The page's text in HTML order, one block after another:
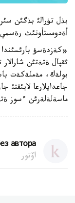
بذل تؤرالئ بذگئن
أةدومستأونئث رةسمي
«كةزدةسؤ بارئسئندا
ئقپال ةتةتئن
بولةك، مةملةكةت
جاعدايلارعا
ماسةلةلةرئن ءسوز
автора
اۆتور